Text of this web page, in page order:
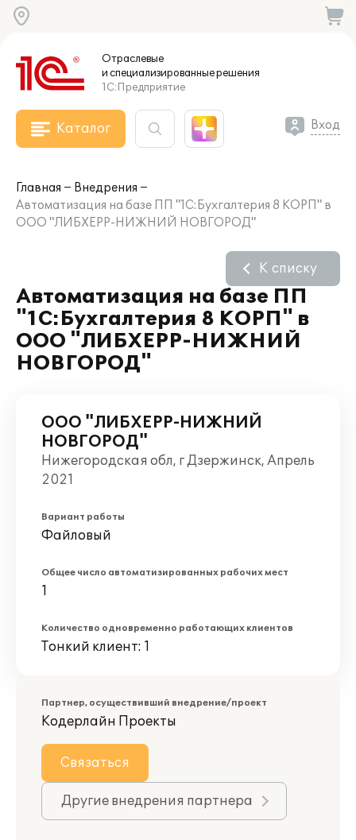
Отраслевые
и специализированныерешения
1С:Предприятие
Каталог Вход
Главная
Внедрения
Автоматизация на базе ПП "1С:Бухгалтерия 8 КОРП" в
ООО "ЛИБХЕРР-НИЖНИЙ НОВГОРОД"
Автоматизация на базе ПП
"1С:Бухгалтерия 8 КОРП" в
ООО "ЛИБХЕРР-НИЖНИЙ
НОВГОРОД"
К списку
ООО "ЛИБХЕРР-НИЖНИЙ
НОВГОРОД"
Нижегородская обл, г Дзержинск, Апрель
2021
Вариант работы
Файловый
Общее число автоматизированных рабочих мест
1
Количество одновременно работающих клиентов
Тонкий клиент: 1
Партнер, осуществивший внедрение/проект
Кодерлайн Проекты
Связаться
Другие внедрения партнера